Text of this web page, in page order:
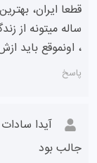
ساله میتونه از
، اونموقع باید
پاسخ
آیدا سادات
جالب بود